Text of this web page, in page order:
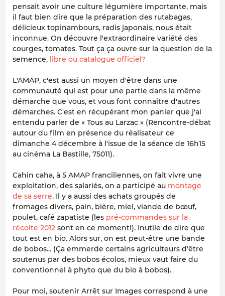
pensait avoir une culture légumière importante, mais
il faut bien dire que la préparation des rutabagas,
délicieux topinambours, radis japonais, nous était
inconnue. On découvre l'extraordinaire variété des
courges, tomates. Tout ça ça ouvre sur la question de la
semence, libre ou catalogue officiel?
L'AMAP, c'est aussi un moyen d'être dans une
communauté qui est pour une partie dans la même
démarche que vous, et vous font connaître d'autres
démarches. C'est en récupérant mon panier que j'ai
entendu parler de « Tous au Larzac » (Rencontre-débat
autour du film en présence du réalisateur ce
dimanche 4 décembre à l'issue de la séance de 16h15
au cinéma La Bastille, 75011).
Cahin caha, à 5 AMAP franciliennes, on fait vivre une
exploitation, des salariés, on a participé au montage
de sa serre. Il y a aussi des achats groupés de
fromages divers, pain, bière, miel, viande de bœuf,
poulet, café zapatiste (les pré-commandes sur la
récolte 2012 sont en ce moment!). Inutile de dire que
tout est en bio. Alors sur, on est peut-être une bande
de bobos... (Ça emmerde certains agriculteurs d'être
soutenus par des bobos écolos, mieux vaut faire du
conventionnel à phyto que du bio à bobos).
Pour moi, soutenir Arrêt sur Images correspond à une